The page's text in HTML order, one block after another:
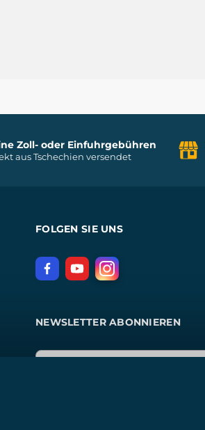
Zoll- oder Einfuhrgebühren
aus Tschechien versendet
FOLGEN SIE UNS
NEWSLETTER ABONNIEREN